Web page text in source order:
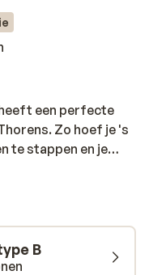
een perfecte
Zo hoef je 's
te stappen en je
comfortabel
een dag
uitzicht over de
er zit een
Zin in een
B